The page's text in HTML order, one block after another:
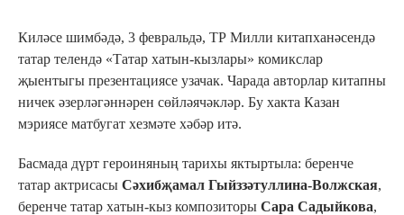
Киләсе шимбәдә, 3 февральдә, ТР Милли китапханәсендә
татар телендә «Татар хатын-кызлары» комикслар
җыентыгы презентациясе узачак. Чарада авторлар китапны
ничек әзерләгәннәрен сөйләячәкләр. Бу хакта Казан
мэриясе матбугат хезмәте хәбәр итә.
Басмада дүрт героиняның тарихы яктыртыла: беренче
татар актрисасы Сәхибҗамал Гыйззәтуллина-Волжская,
беренче татар хатын-кыз композиторы Сара Садыйкова,